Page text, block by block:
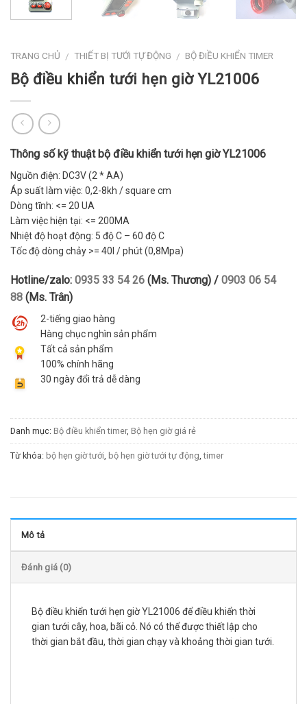
TRANG CHỦ / THIẾT BỊ TƯỚI TỰ ĐỘNG / BỘ ĐIỀU KHIỂN TIMER
Bộ điều khiển tưới hẹn giờ YL21006
Thông số kỹ thuật bộ điều khiển tưới hẹn giờ YL21006
Nguồn điện: DC3V (2 * AA)
Áp suất làm việc: 0,2-8kh / square cm
Dòng tĩnh: <= 20 UA
Làm việc hiện tại: <= 200MA
Nhiệt độ hoạt động: 5 độ C – 60 độ C
Tốc độ dòng chảy >= 40l / phút (0,8Mpa)
Hotline/zalo: 0935 33 54 26 (Ms. Thương) / 0903 06 54
88 (Ms. Trân)
2-tiếng giao hàng
Hàng chục nghìn sản phẩm
Tất cả sản phẩm
100% chính hãng
30 ngày đổi trả dễ dàng
Danh mục: Bộ điều khiển timer, Bộ hẹn giờ giá rẻ
Từ khóa: bộ hẹn giờ tưới bộ hẹn giờ tưới tự động ,timer
Mô tả
Đánh giá (0)
Bộ điều khiển tưới hẹn giờ YL21006 để điều khiển thời
gian tưới cây, hoa, bãi cỏ. Nó có thể được thiết lập cho
thời gian bắt đầu, thời gian chạy và khoảng thời gian tưới.